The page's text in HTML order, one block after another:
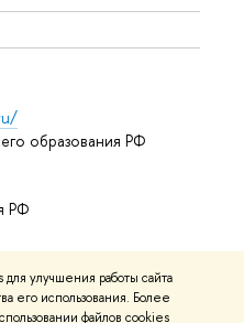
улучшения работы сайта
его использования. Более
файлов cookies
образования РФ
РФ
курсы